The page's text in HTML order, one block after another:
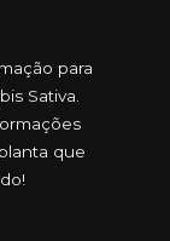
para
Sativa.
que